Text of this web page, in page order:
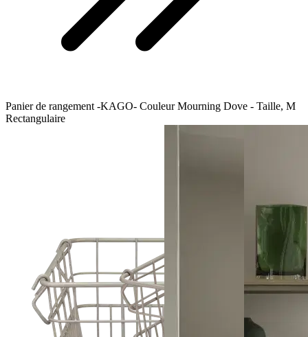
Panier de rangement -KAGO- Couleur Mourning Dove - Taille, M
Rectangulaire